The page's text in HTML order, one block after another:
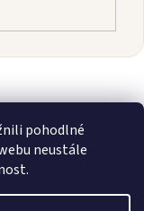
pohodlné
neustále